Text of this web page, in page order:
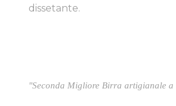
dissetante.
"Seconda Migliore Birra artigianale a